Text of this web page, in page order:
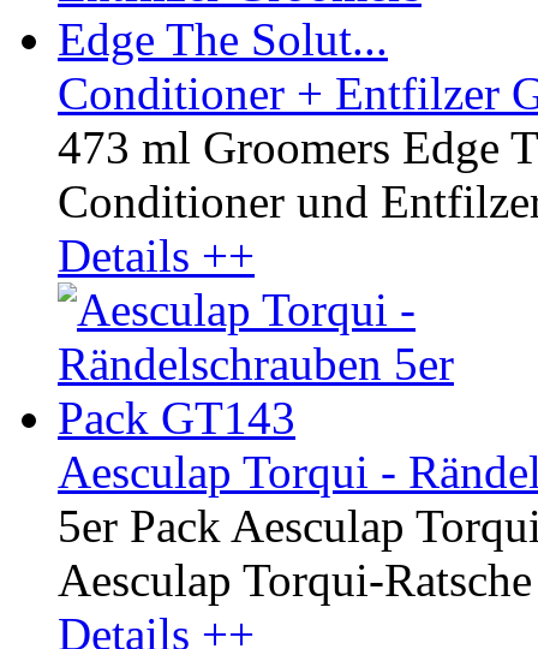
Conditioner + Entfilzer
473 ml Groomers Edge
Conditioner und
Details ++
Aesculap Torqui -
5er Pack Aesculap
Aesculap Torqui-
Details ++